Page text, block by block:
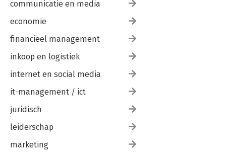
communicatie en media
economie
financieel management
inkoop en logistiek
internet en social media
it-management / ict
juridisch
leiderschap
marketing